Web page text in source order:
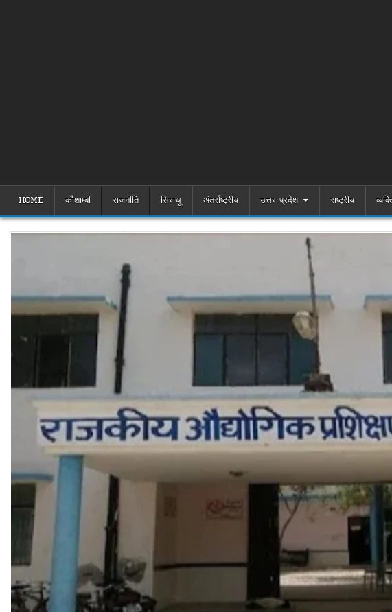
HOME कौशाम्बी राजनीति सिराथू अंतर्राष्ट्रीय उत्तर प्रदेश राष्ट्रीय